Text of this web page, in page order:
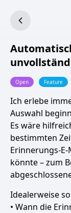
Open Feature
Ich erlebe
Auswahl
Es wäre
bestimmten
Erinnerungs-
könnte – zum
Idealerweise
• Wann die